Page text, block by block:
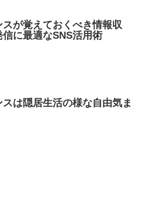
スが覚えておくべき情報収
に最適なSNS活用術
は隠居生活の様な自由気ま